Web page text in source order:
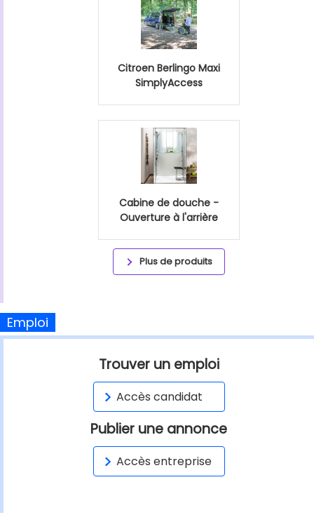
Citroen Berlingo Maxi
SimplyAccess
Cabine de douche -
Ouverture à l'arrière
Plus de produits
Emploi
Trouver un emploi
Accès candidat
Publier une annonce
Accès entreprise